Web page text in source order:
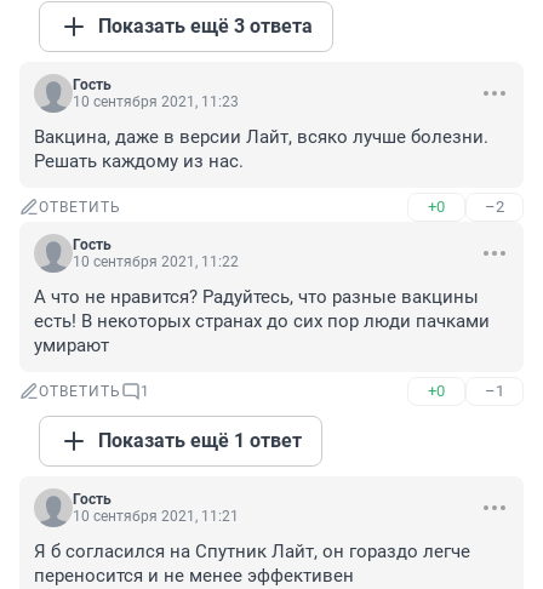
Показать ещё 3 ответа
Гость
10 сентября 2021, 11:23
Вакцина, даже в версии Лайт, всяко лучше болезни.
Решать каждому из нас.
ОТВЕТИТЬ +0 –2
Гость
10 сентября 2021, 11:22
А что не нравится? Радуйтесь, что разные вакцины
есть! В некоторых странах до сих пор люди пачками
умирают
ОТВЕТИТЬ 1 +0 –1
Показать ещё 1 ответ
Гость
10 сентября 2021, 11:21
Я б согласился на Спутник Лайт, он гораздо легче
переносится и не менее эффективен